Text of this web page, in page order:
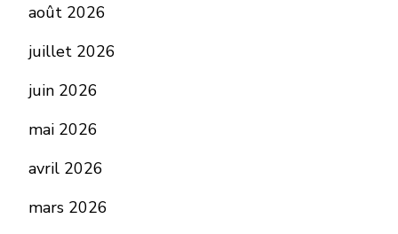
août 2026
juillet 2026
juin 2026
mai 2026
avril 2026
mars 2026